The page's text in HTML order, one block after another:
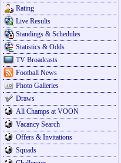
Rating
Live Results
Standings & Schedules
Statistics & Odds
TV Broadcasts
Football News
Photo Galleries
Draws
All Champs at VOON
Vacancy Search
Offers & Invitations
Squads